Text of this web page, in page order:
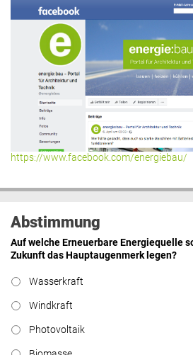
https://www.facebook.com/energiebau/
Abstimmung
Auf welche Erneuerbare Energiequelle
Zukunft das Hauptaugenmerk legen?
Wasserkraft
Windkraft
Photovoltaik